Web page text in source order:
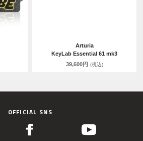
Arturia
KeyLab Essential 61 mk3
39,600円 (税込)
OFFICIAL SNS